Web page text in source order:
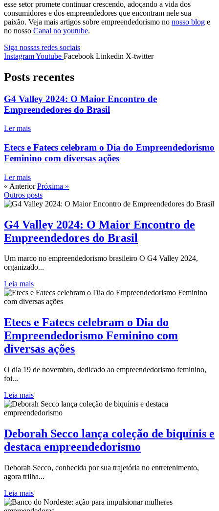
esse setor promete continuar crescendo, adoçando a vida dos
consumidores e dos empreendedores que encontram nele sua
paixão. Veja mais artigos sobre empreendedorismo no nosso blog e
no nosso Canal no youtube.
Siga nossas redes sociais
InstagramYoutube Facebook Linkedin X-twitter
Posts recentes
G4 Valley 2024: O Maior Encontro de
Empreendedores do Brasil
Ler mais
Etecs e Fatecs celebram o Dia do Empreendedorismo
Feminino com diversas ações
Ler mais
« Anterior Próxima »
Outros posts
G4 Valley 2024: O Maior Encontro de
Empreendedores do Brasil
Um marco no empreendedorismo brasileiro O G4 Valley 2024,
organizado...
Leia mais
Etecs e Fatecs celebram o Dia do
Empreendedorismo Feminino com
diversas ações
O dia 19 de novembro, dedicado ao empreendedorismo feminino,
foi...
Leia mais
Deborah Secco lança coleção de biquínis e
destaca empreendedorismo
Deborah Secco, conhecida por sua trajetória no entretenimento,
agora trilha...
Leia mais